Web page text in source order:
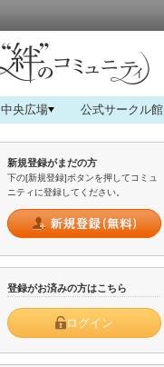
中央広場 公式サークル館
新規登録がまだの方
下の[新規登録]ボタンを押してコミュ
ニティに登録してください。
登録がお済みの方はこちら
ログイン